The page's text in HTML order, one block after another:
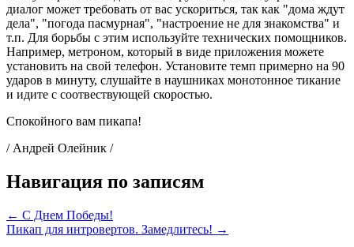
диалог может требовать от вас ускориться, так как "дома ждут
дела", "погода пасмурная", "настроение не для знакомства" и
т.п. Для борьбы с этим используйте технических помощников.
Например, метроном, который в виде приложения можете
установить на свой телефон. Установите темп примерно на 90
ударов в минуту, слушайте в наушниках монотонное тикание
и идите с соотвествующей скоростью.
Спокойного вам пикапа!
/ Андрей Олейник /
Навигация по записям
← С Днем Победы!
Пикап для интровертов. Замедлитесь! →